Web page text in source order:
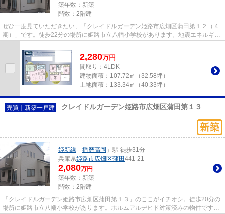
築年数：新築
階数：2階建
ぜひ一度見ていただきたい、「クレイドルガーデン姫路市広畑区蒲田第１２（４
期）」です。徒歩22分の場所に姫路市立八幡小学校があります。地震エネルギー
2,280万円
間取り：4LDK
建物面積： 107.72㎡（32.58坪）
土地面積： 133.34㎡（40.33坪）
売買｜新築一戸建 クレイドルガーデン姫路市広畑区蒲田第１３
姫新線 「 播磨高岡 」駅 徒歩31分
兵庫県姫路市広畑区蒲田441-21
2,080万円
築年数：新築
階数：2階建
「クレイドルガーデン姫路市広畑区蒲田第１３」のここがイチオシ。徒歩20分の
場所に姫路市立八幡小学校があります。ホルムアルデヒド対策済みの物件ですの